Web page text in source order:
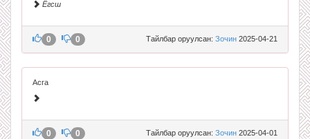
Ёгсш
Тайлбар оруулсан: Зочин 2025-04-21
0 0
Асга
Тайлбар оруулсан: Зочин 2025-04-01
0 0